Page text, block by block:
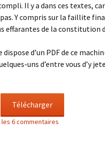
Il y a dans ces textes,
Y compris sur la faillite
effarantes de la constitution
dispose d’un PDF de ce
uns d’entre vous d’y
Télécharger
6 commentaires